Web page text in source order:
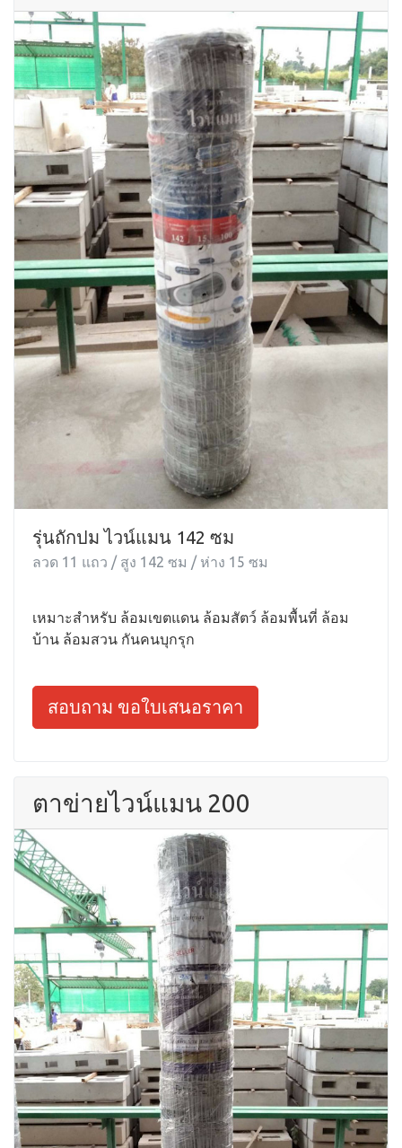
รุ่นถักปม ไวน์แมน 142 ซม
ลวด 11 แถว / สูง 142 ซม / ห่าง 15 ซม
เหมาะสำหรับ ล้อมเขตแดน ล้อมสัตว์ ล้อมพื้นที่ ล้อม
บ้าน ล้อมสวน กันคนบุกรุก
สอบถาม ขอใบเสนอราคา
ตาข่ายไวน์แมน 200